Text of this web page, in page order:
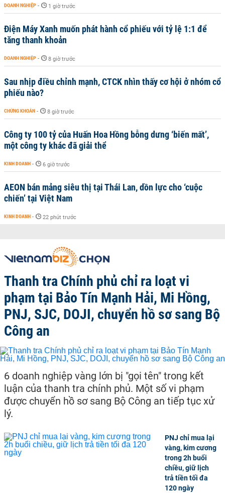
DOANH NGHIỆP - 1 giờ trước
Điện Máy Xanh muốn phát hành cổ phiếu với tỷ lệ 1:1 để
tăng thanh khoản
DOANH NGHIỆP - 8 giờ trước
Sau nhịp điều chỉnh mạnh, CTCK nhìn thấy cơ hội ở nhóm cổ
phiếu nào?
CHỨNG KHOÁN - 8 giờ trước
Công ty 100 tỷ của Huấn Hoa Hồng bỗng dưng ‘biến mất’,
một công ty khác đã giải thể
KINH DOANH - 6 giờ trước
AEON bán mảng siêu thị tại Thái Lan, dồn lực cho ‘cuộc
chiến’ tại Việt Nam
KINH DOANH - 22 phút trước
Thanh tra Chính phủ chỉ ra loạt vi
phạm tại Bảo Tín Mạnh Hải, Mi Hồng,
PNJ, SJC, DOJI, chuyển hồ sơ sang Bộ
Công an
6 doanh nghiệp vàng lớn bị "gọi tên" trong kết
luận của thanh tra chính phủ. Một số vi phạm
được chuyển hồ sơ sang Bộ Công an tiếp tục xử
lý.
PNJ chỉ mua lại
vàng, kim cương
trong 2h buổi
chiều, giữ lịch
trả tiền tối đa
120 ngày